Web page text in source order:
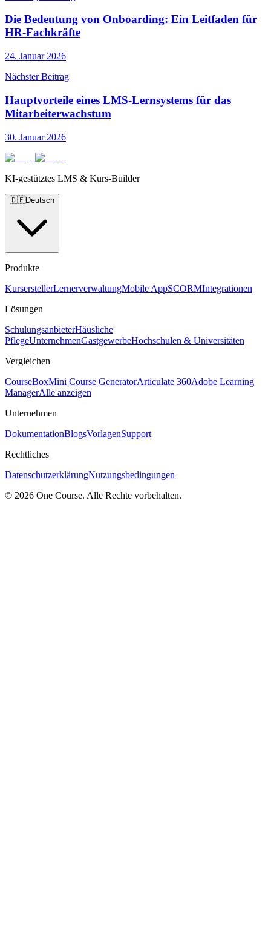
Die Bedeutung von Onboarding: Ein Leitfaden für
HR-Fachkräfte
24. Januar 2026
Nächster Beitrag
Hauptvorteile eines LMS-Lernsystems für das
Mitarbeiterwachstum
30. Januar 2026
KI-gestütztes LMS & Kurs-Builder
🇩🇪Deutsch
Produkte
KurserstellerLernerverwaltungMobile AppSCORMIntegrationen
Lösungen
SchulungsanbieterHäusliche
PflegeUnternehmenGastgewerbeHochschulen & Universitäten
Vergleichen
CourseBoxMini Course GeneratorArticulate 360Adobe Learning
ManagerAlle anzeigen
Unternehmen
DokumentationBlogsVorlagenSupport
Rechtliches
DatenschutzerklärungNutzungsbedingungen
© 2026 One Course. Alle Rechte vorbehalten.